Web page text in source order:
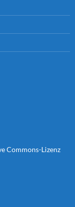
Commons-Lizenz